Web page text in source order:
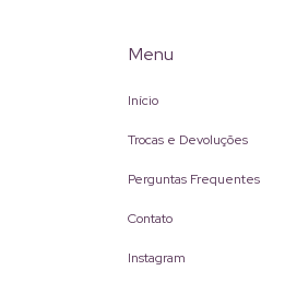
Menu
Início
Trocas e Devoluções
Perguntas Frequentes
Contato
Instagram